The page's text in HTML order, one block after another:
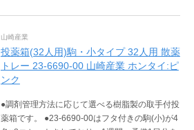
山崎産業
投薬箱(32人用)駒・小タイプ 32人用 散薬
トレー 23-6690-00 山崎産業 ホンタイ:ピ
ンク
●調剤管理方法に応じて選べる樹脂製の取手付投
薬箱です。 ●23-6690-00はフタ付きの駒(小)が4